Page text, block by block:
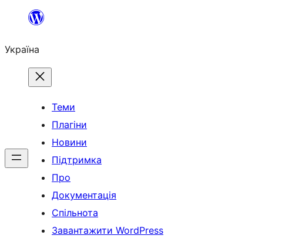
Перейти
вмісту
Україна
Теми
Плагіни
Новини
Підтримка
Про
Документація
Спільнота
Завантажити WordPress